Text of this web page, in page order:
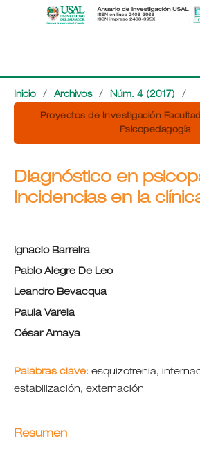
Inicio / Archivos / Núm. 4 (2017) /
Proyectos de Investigación
Psicopedagogía
Diagnóstico en
Incidencias en la
Ignacio Barreira
Pablo Alegre De Leo
Leandro Bevacqua
Paula Varela
César Amaya
Palabras clave: esquizofrenia,
estabilización, externación
Resumen